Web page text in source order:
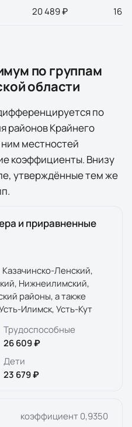
20 489 ₽ 16
по группам
области
по
районов Крайнего
местностей
коэффициенты. Внизу
утверждённые тем же
.
и приравненные
Ленский,
Нижнеилимский,
районы, а также
Илимск, Усть-Кут
Трудоспособные
26 609 ₽
Дети
23 679 ₽
коэффициент0,9350